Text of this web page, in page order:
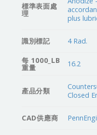
標準表面處
理
plus
識別標記 4 Rad.
每 1000_LB
重量 16.2
產品分類
Closed
CAD供應商